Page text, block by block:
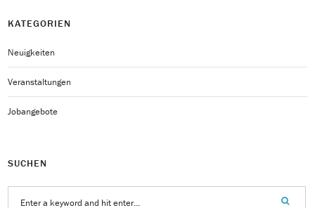
KATEGORIEN
Neuigkeiten
Veranstaltungen
Jobangebote
SUCHEN